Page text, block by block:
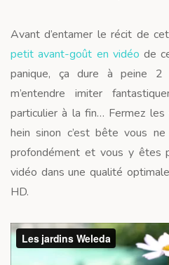
Avant d’entamer le récit de
petit avant-goût en vidéo de
panique, ça dure à peine 2
m’entendre imiter
particulier à la fin… Fermez
hein sinon c’est bête vous
profondément et vous y êtes
vidéo dans une qualité
HD.